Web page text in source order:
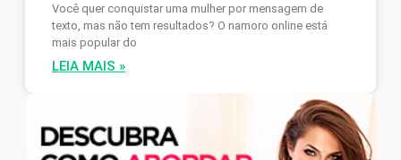
Você quer conquistar uma mulher por mensagem de
texto, mas não tem resultados? O namoro online está
mais popular do
LEIA MAIS »